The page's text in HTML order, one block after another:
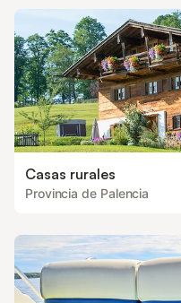
Casas rurales
Provincia de Palencia